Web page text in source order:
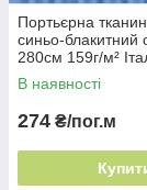
Портьєрна
синьо-блакитний
280см 159г/м²
портьєрний шовк
В наявності
274 ₴/пог.м